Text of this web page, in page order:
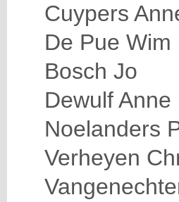
Cuypers
De Pue Wim
Bosch Jo
Dewulf Anne
Noelanders
Verheyen